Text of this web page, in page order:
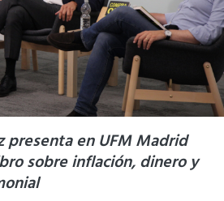
presenta en UFM Madrid
sobre inflación, dinero y